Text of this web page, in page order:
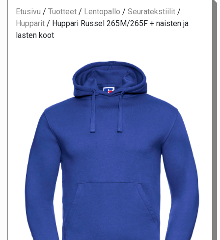
Etusivu / Tuotteet / Lentopallo / Seuratekstiilit /
Hupparit / Huppari Russel 265M/265F + naisten ja
lasten koot